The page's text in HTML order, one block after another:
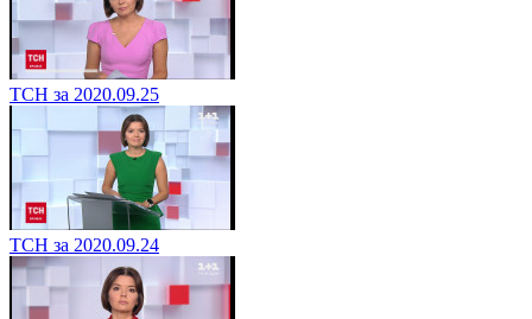
ТСН за 2020.09.25
ТСН за 2020.09.24